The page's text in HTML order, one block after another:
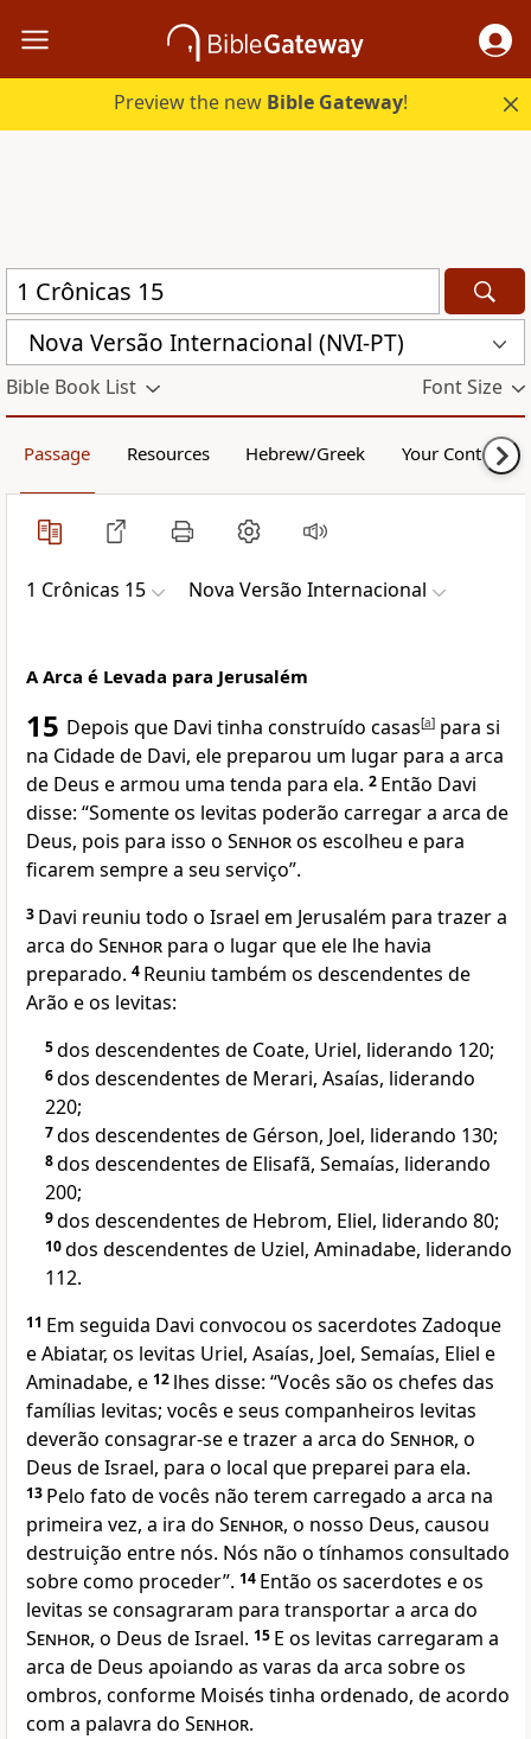
Preview the new Bible Gateway!
Nova Versão Internacional (NVI-PT)
Bible Book List Font Size
Passage Resources Hebrew/Greek Your Content
1 Crônicas 15 Nova Versão Internacional
A Arca é Levada para Jerusalém
15 Depois que Davi tinha construído casas[a] para si
na Cidade de Davi, ele preparou um lugar para a arca
de Deus e armou uma tenda para ela. 2 Então Davi
disse: “Somente os levitas poderão carregar a arca de
Deus, pois para isso o Senhoros escolheu e para
ficarem sempre a seu serviço”.
3 Davi reuniu todo o Israel em Jerusalém para trazer a
arca do Senhor para o lugar que ele lhe havia
preparado. 4 Reuniu também os descendentes de
Arão e os levitas:
5dos descendentes de Coate, Uriel, liderando 120;
6dos descendentes de Merari, Asaías, liderando
220;
7dos descendentes de Gérson, Joel, liderando 130;
8dos descendentes de Elisafã, Semaías, liderando
200;
9dos descendentes de Hebrom, Eliel, liderando 80;
10dos descendentes de Uziel, Aminadabe, liderando
112.
11 Em seguida Davi convocou os sacerdotes Zadoque
e Abiatar, os levitas Uriel, Asaías, Joel, Semaías, Eliel e
Aminadabe, e 12 lhes disse: “Vocês são os chefes das
famílias levitas; vocês e seus companheiros levitas
deverão consagrar-se e trazer a arca do Senhor, o
Deus de Israel, para o local que preparei para ela.
13 Pelo fato de vocês não terem carregado a arca na
primeira vez, a ira do Senhor, o nosso Deus, causou
destruição entre nós. Nós não o tínhamos consultado
sobre como proceder”. 14 Então os sacerdotes e os
levitas se consagraram para transportar a arca do
Senhor, o Deus de Israel. 15 E os levitas carregaram a
arca de Deus apoiando as varas da arca sobre os
ombros, conforme Moisés tinha ordenado, de acordo
com a palavra do Senhor.